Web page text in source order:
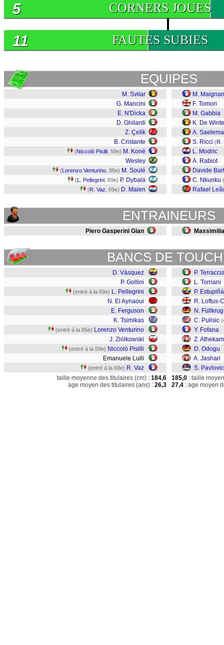
CORNERS JOUES
5
FAUTES SUBIES
11
EQUIPES
M. Svilar
G. Mancini
E. N'Dicka
D. Ghilardi
Z. Çelik
B. Cristante
(Niccolò Pisilli , 59e) M. Koné
Wesley
(Lorenzo Venturino , 85e) M. Soulé
(L. Pellegrini , 69e) P. Dybala
(R. Vaz , 69e) D. Malen
M. Maignan
F. Tomori
M. Gabbia
K. De
A.
S. Ricci (R.
L. Modric
A. Rabiot
Davide
C. Nkunku (
Rafael
ENTRAINEURS
Piero Gasperini Gian
BANCS DE
D. Vásquez
P. Gollini
(entré à la 69e) L. Pellegrini
N. El Aynaoui
E. Ferguson
K. Tsimikas
(entré à la 85e) Lorenzo Venturino
J. Ziólkowski
(entré à la 59e) Niccolò Pisilli
Emanuele Lulli
(entré à la 69e) R. Vaz
P.
L. Torriani
P.
R. Loftus-
N. Füllkrug
C. Pulisic
Y. Fofana
Z.
D. Odogu
A. Jashari
S. Pavlovic
taille moyenne des titulaires (cm) : 184,6
age moyen des titulaires (ans) : 26,3
185,0 : taille
27,4 : age moyen